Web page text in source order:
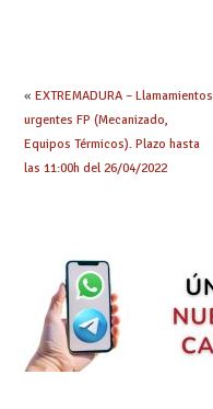
« EXTREMADURA – Llamamientos
urgentes FP (Mecanizado,
Equipos Térmicos). Plazo hasta
las 11:00h del 26/04/2022